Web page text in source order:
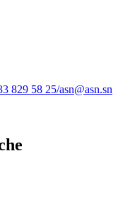
58 25/asn@asn.sn